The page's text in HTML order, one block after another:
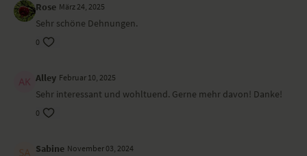
Rose März 24, 2025
Sehr schöne Dehnungen.
0
Alley Februar 10, 2025
Sehr interessant und wohltuend. Gerne mehr davon! Danke!
0
Sabine November 03, 2024